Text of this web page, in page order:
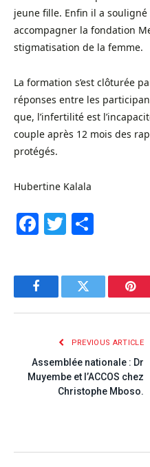
jeune fille. Enfin il a
accompagner la fondation
stigmatisation de la femme.
La formation s’est clôturée
réponses entre les
que, l’infertilité est
couple après 12 mois des
protégés.
Hubertine Kalala
Facebook
Twitter
FacebookTwitter
PREVIOUS ARTICLE
Assemblée nationale : Dr
Muyembe et l’ACCOS chez
Christophe Mboso.